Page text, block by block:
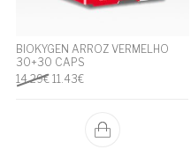
BIOKYGEN ARROZ VERMELHO
30+30 CAPS
14.29€ O preço original era: 14.29€.
11.43€O preço atual é: 11.43€.